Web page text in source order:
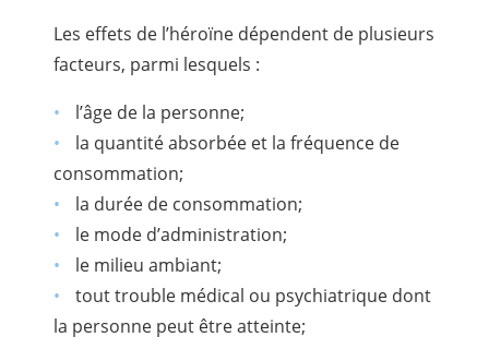
Les effets de l’héroïne dépendent de plusieurs
facteurs, parmi lesquels :
l’âge de la personne;
la quantité absorbée et la fréquence de
consommation;
la durée de consommation;
le mode d’administration;
le milieu ambiant;
tout trouble médical ou psychiatrique dont
la personne peut être atteinte;